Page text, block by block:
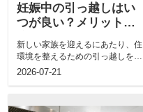
妊娠中の引っ越しはい
つが良い？メリットや
注意点についても解説
新しい家族を迎えるにあたり、住
環境を整えるための引っ越しを検
討されている方も多いのではない
2026-07-21